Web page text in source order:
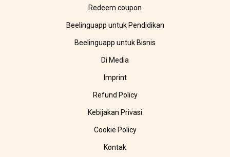
Redeem coupon
Beelinguapp untuk Pendidikan
Beelinguapp untuk Bisnis
Di Media
Imprint
Refund Policy
Kebijakan Privasi
Cookie Policy
Kontak